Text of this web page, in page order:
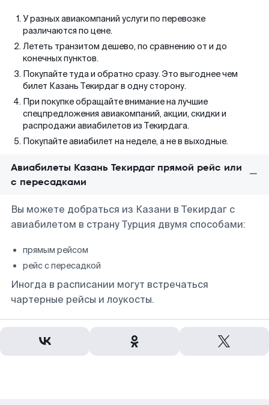
У разных авиакомпаний услуги по перевозке
различаются по цене.
Лететь транзитом дешево, по сравнению от и до
конечных пунктов.
Покупайте туда и обратно сразу. Это выгоднее чем
билет Казань Текирдаг в одну сторону.
При покупке обращайте внимание на лучшие
спецпредложения авиакомпаний, акции, скидки и
распродажи авиабилетов из Текирдага.
Покупайте авиабилет на неделе, а не в выходные.
Авиабилеты Казань Текирдаг прямой рейс или
с пересадками
Вы можете добраться из Казани в Текирдаг с
авиабилетом в страну Турция двумя способами:
прямым рейсом
рейс с пересадкой
Иногда в расписании могут встречаться
чартерные рейсы и лоукосты.